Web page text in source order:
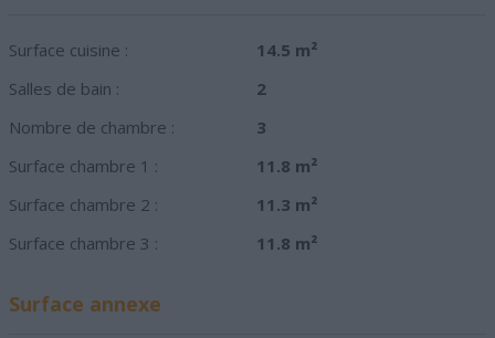
Surface cuisine :
14.5 m²
Salles de bain :
2
Nombre de chambre :
3
Surface chambre 1 :
11.8 m²
Surface chambre 2 :
11.3 m²
Surface chambre 3 :
11.8 m²
Surface annexe